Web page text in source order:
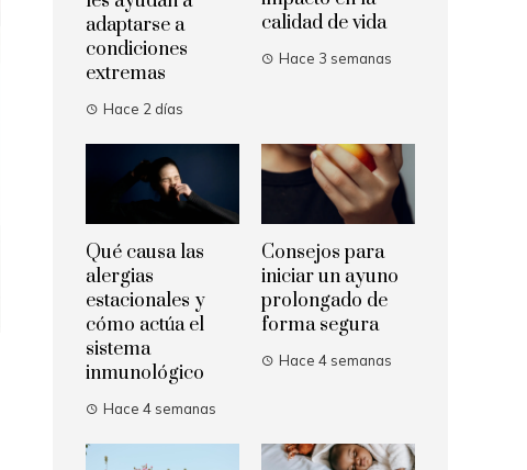
adaptarse a
condiciones
extremas
Hace 2 días
calidad de vida
Hace 3 semanas
Qué causa las
alergias
estacionales y
cómo actúa el
sistema
inmunológico
Hace 4 semanas
Consejos para
iniciar un ayuno
prolongado de
forma segura
Hace 4 semanas